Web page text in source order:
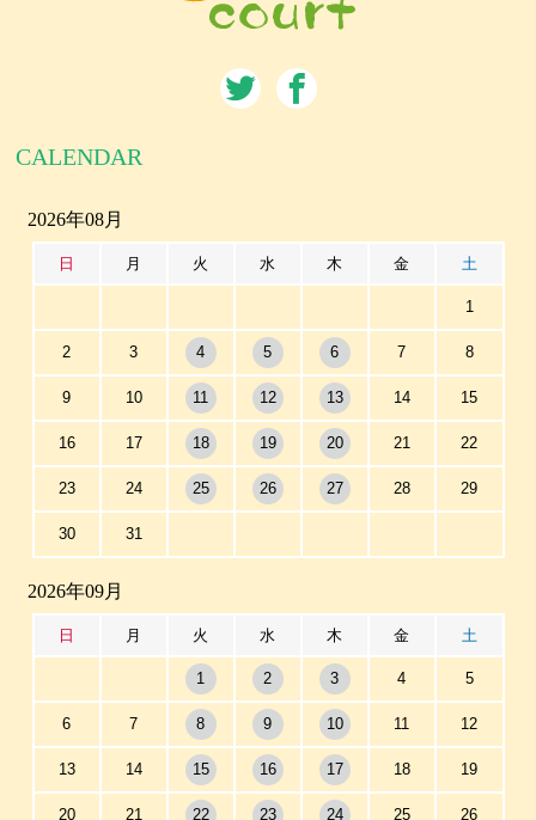
CALENDAR
2026年08月
日 月 火 水 木 金 土
1
2 3 4 5 6 7 8
9 10 11 12 13 14 15
16 17 18 19 20 21 22
23 24 25 26 27 28 29
30 31
2026年09月
日 月 火 水 木 金 土
1 2 3 4 5
6 7 8 9 10 11 12
13 14 15 16 17 18 19
20 21 22 23 24 25 26